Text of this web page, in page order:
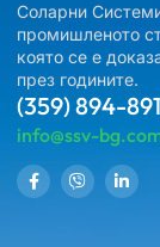
Соларни
промишленото
която се е
през годините.
(359) 894-
info@ssv-